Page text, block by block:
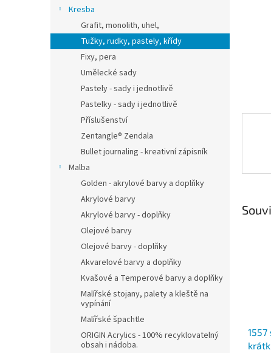
l
Kresba
Grafit, monolith, uhel,
Tužky, rudky, pastely, křídy
Fixy, pera
Umělecké sady
Pastely - sady i jednotlivě
Pastelky - sady i jednotlivě
Příslušenství
Zentangle® Zendala
Bullet journaling - kreativní zápisník
Malba
Golden - akrylové barvy a doplňky
Akrylové barvy
Akrylové barvy - doplňky
Olejové barvy
Olejové barvy - doplňky
Akvarelové barvy a doplňky
Kvašové a Temperové barvy a doplňky
Malířské stojany, palety a kleště na
vypínání
Malířské špachtle
ORIGIN Acrylics - 100% recyklovatelný
obsah i nádoba.